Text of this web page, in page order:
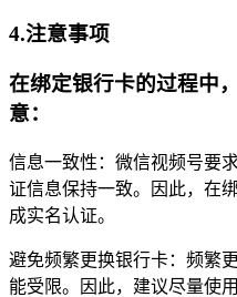
4.注意事项
在绑定银行卡的过程中
意：
信息一致性：微信视频号要
证信息保持一致。因此，在
成实名认证。
避免频繁更换银行卡：频繁
能受限。因此，建议尽量使